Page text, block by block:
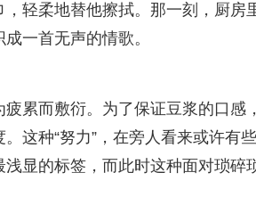
轻柔地替他擦拭。那一刻，厨
一首无声的情歌。
疲累而敷衍。为了保证豆浆的口
这种“努力”，在旁人看来或许有
显的标签，而此时这种面对琐碎